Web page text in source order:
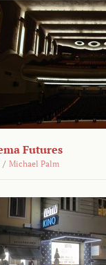
Futures
/ Michael Palm